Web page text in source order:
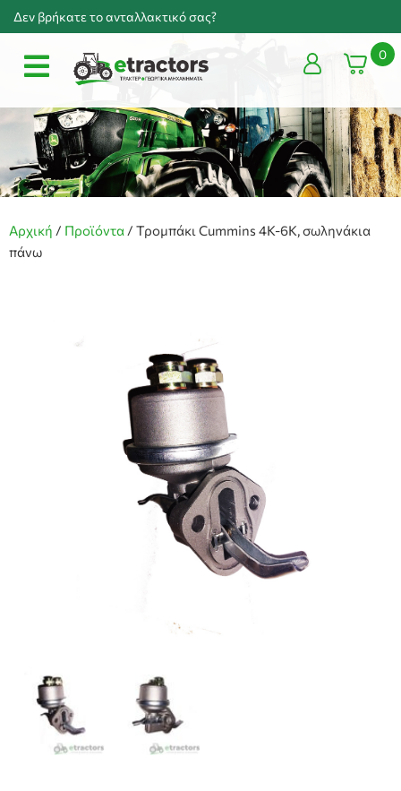
Δεν βρήκατε το ανταλλακτικό σας?
0
Αρχική / Προϊόντα / Τρομπάκι Cummins 4K-6K, σωληνάκια
πάνω